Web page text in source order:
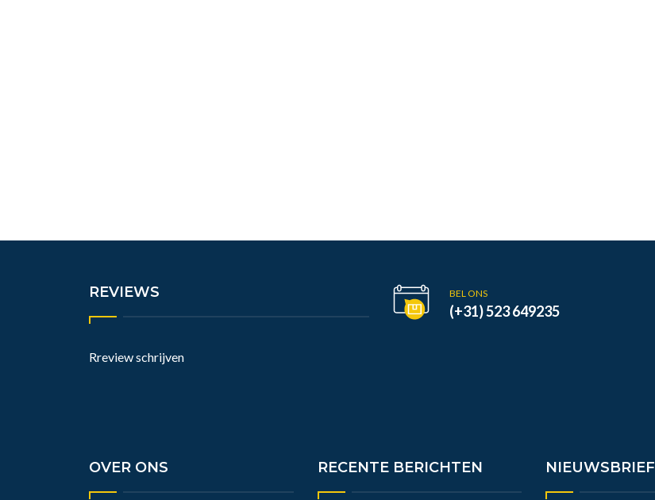
REVIEWS
Rreview schrijven
BEL ONS
(+31) 523 649235
OVER ONS RECENTE BERICHTEN NIEUWSBRIEF